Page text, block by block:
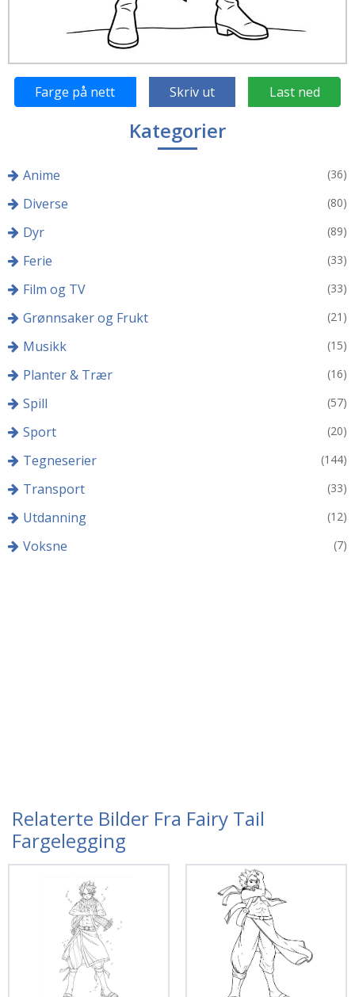
Farge på nett Skriv ut Last ned
Kategorier
Anime (36)
Diverse (80)
Dyr (89)
Ferie (33)
Film og TV (33)
Grønnsaker og Frukt (21)
Musikk (15)
Planter & Trær (16)
Spill (57)
Sport (20)
Tegneserier (144)
Transport (33)
Utdanning (12)
Voksne (7)
Relaterte Bilder Fra Fairy Tail
Fargelegging